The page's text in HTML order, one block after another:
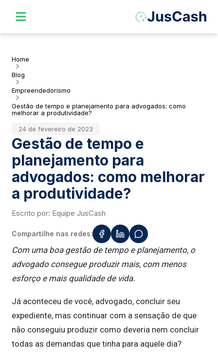
Home
Blog
Empreendedorismo
Gestão de tempo e planejamento para advogados: como
melhorar a produtividade?
24 de fevereiro de 2023
Gestão de tempo e
planejamento para
advogados: como melhorar
a produtividade?
Escrito por: Equipe JusCash
Compartilhe nas redes:
Com uma boa gestão de tempo e planejamento, o
advogado consegue produzir mais, com menos
esforço e mais qualidade de vida.
Já aconteceu de você, advogado, concluir seu
expediente, mas continuar com a sensação de que
não conseguiu produzir como deveria nem concluir
todas as demandas que tinha para aquele dia?